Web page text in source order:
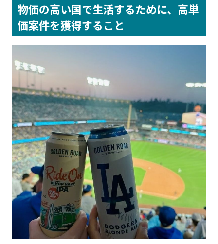
物価の高い国で生活するために、高単
価案件を獲得すること